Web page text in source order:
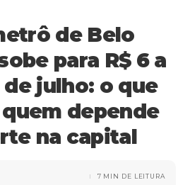
de Belo
para R$ 6 a
de julho: o que
depende
na capital
7 MIN DE LEITURA